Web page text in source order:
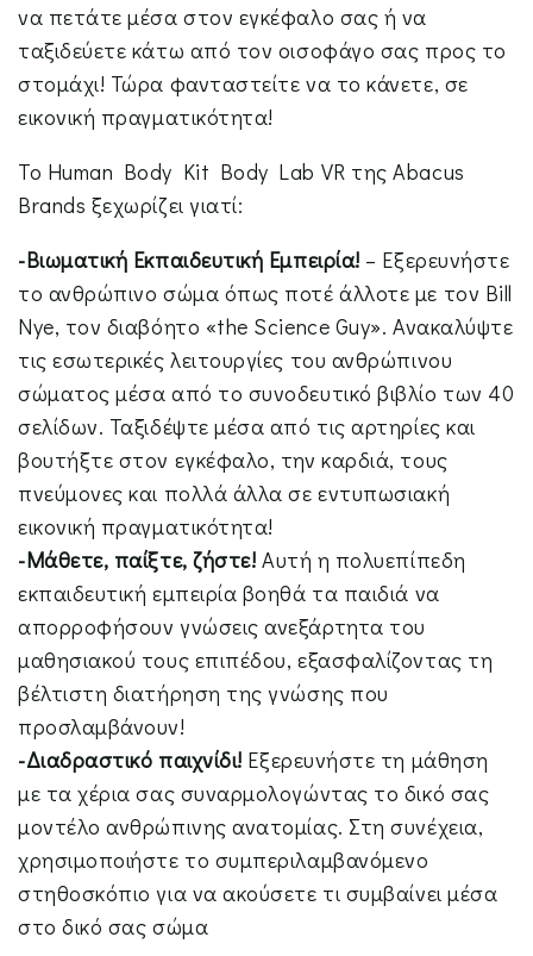
να πετάτε μέσα στον εγκέφαλο σας ή να
ταξιδεύετε κάτω από τον οισοφάγο σας προς το
στομάχι! Τώρα φανταστείτε να το κάνετε, σε
εικονική πραγματικότητα!
Το Human Body Kit Body Lab VR της Abacus
Brands ξεχωρίζει γιατί:
-Βιωματική Εκπαιδευτική Εμπειρία! – Εξερευνήστε
το ανθρώπινο σώμα όπως ποτέ άλλοτε με τον Bill
Nye, τον διαβόητο «the Science Guy». Ανακαλύψτε
τις εσωτερικές λειτουργίες του ανθρώπινου
σώματος μέσα από το συνοδευτικό βιβλίο των 40
σελίδων. Ταξιδέψτε μέσα από τις αρτηρίες και
βουτήξτε στον εγκέφαλο, την καρδιά, τους
πνεύμονες και πολλά άλλα σε εντυπωσιακή
εικονική πραγματικότητα!
-Μάθετε, παίξτε, ζήστε! Αυτή η πολυεπίπεδη
εκπαιδευτική εμπειρία βοηθά τα παιδιά να
απορροφήσουν γνώσεις ανεξάρτητα του
μαθησιακού τους επιπέδου, εξασφαλίζοντας τη
βέλτιστη διατήρηση της γνώσης που
προσλαμβάνουν!
-Διαδραστικό παιχνίδι! Εξερευνήστε τη μάθηση
με τα χέρια σας συναρμολογώντας το δικό σας
μοντέλο ανθρώπινης ανατομίας. Στη συνέχεια,
χρησιμοποιήστε το συμπεριλαμβανόμενο
στηθοσκόπιο για να ακούσετε τι συμβαίνει μέσα
στο δικό σας σώμα